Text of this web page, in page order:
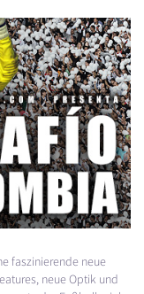
faszinierende neue
neue Optik und